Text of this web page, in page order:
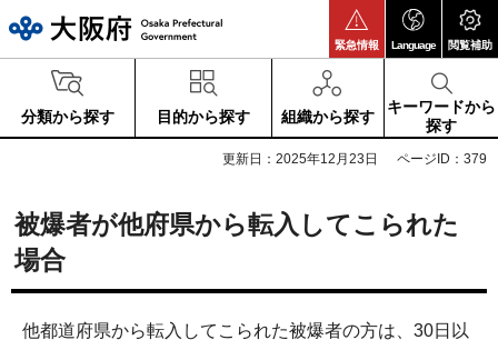
緊急情報 Language 閲覧補助
分類から探す 目的から探す 組織から探す
キーワードから
探す
更新日：2025年12月23日 ページID：379
被爆者が他府県から転入してこられた
場合
他都道府県から転入してこられた被爆者の方は、30日以